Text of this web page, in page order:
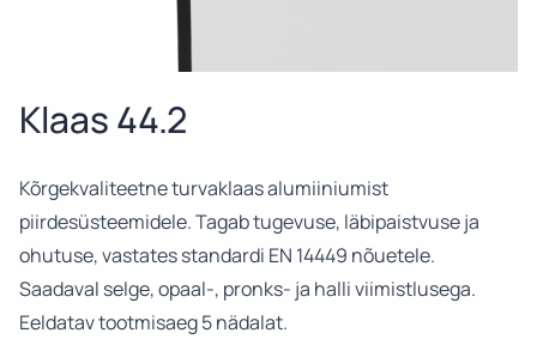
Klaas 44.2
Kõrgekvaliteetne turvaklaas alumiiniumist
piirdesüsteemidele. Tagab tugevuse, läbipaistvuse ja
ohutuse, vastates standardi EN 14449 nõuetele.
Saadaval selge, opaal-, pronks- ja halli viimistlusega.
Eeldatav tootmisaeg 5 nädalat.